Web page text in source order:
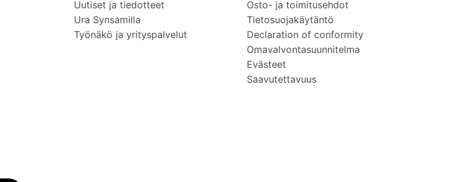
Uutiset ja tiedotteet
Ura Synsamilla
Työnäkö ja yrityspalvelut
Osto- ja toimitusehdot
Tietosuojakäytäntö
Declaration of conformity
Omavalvontasuunnitelma
Evästeet
Saavutettavuus